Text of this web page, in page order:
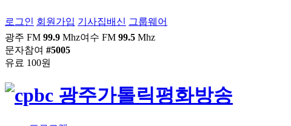
로그인 회원가입 기사집배신 그룹웨어
광주 FM 99.9 Mhz여수 FM 99.5 Mhz
문자참여 #5005
유료 100원